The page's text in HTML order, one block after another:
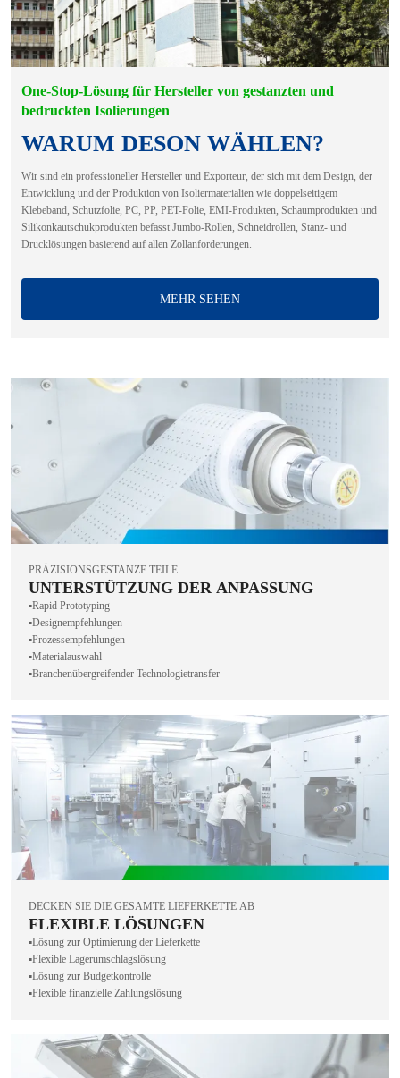
One-Stop-Lösung für Hersteller von gestanzten und
bedruckten Isolierungen
WARUM DESON WÄHLEN?
Wir sind ein professioneller Hersteller und Exporteur, der sich mit dem Design, der
Entwicklung und der Produktion von Isoliermaterialien wie doppelseitigem
Klebeband, Schutzfolie, PC, PP, PET-Folie, EMI-Produkten, Schaumprodukten und
Silikonkautschukprodukten befasst Jumbo-Rollen, Schneidrollen, Stanz- und
Drucklösungen basierend auf allen Zollanforderungen.
MEHR SEHEN
PRÄZISIONSGESTANZE TEILE
UNTERSTÜTZUNG DER ANPASSUNG
▪️Rapid Prototyping
▪️Designempfehlungen
▪️Prozessempfehlungen
▪️Materialauswahl
▪️Branchenübergreifender Technologietransfer
DECKEN SIE DIE GESAMTE LIEFERKETTE AB
FLEXIBLE LÖSUNGEN
▪️Lösung zur Optimierung der Lieferkette
▪️Flexible Lagerumschlagslösung
▪️Lösung zur Budgetkontrolle
▪️Flexible finanzielle Zahlungslösung